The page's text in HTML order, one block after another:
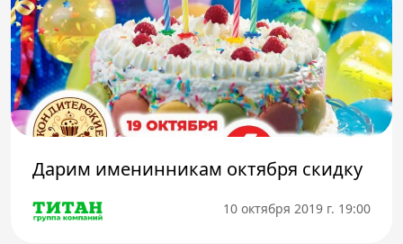
Дарим именинникам октября скидку
10 октября 2019 г. 19:00